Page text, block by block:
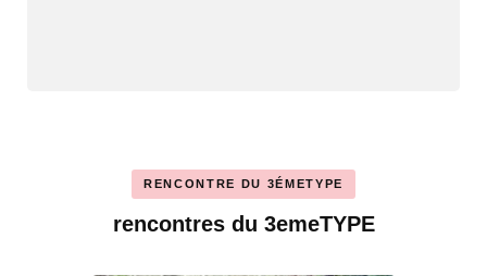
RENCONTRE DU 3ÉMETYPE
rencontres du 3emeTYPE